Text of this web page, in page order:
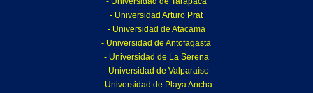
- Universidad Arturo Prat
- Universidad de Atacama
- Universidad de Antofagasta
- Universidad de La Serena
- Universidad de Valparaíso
- Universidad de Playa Ancha